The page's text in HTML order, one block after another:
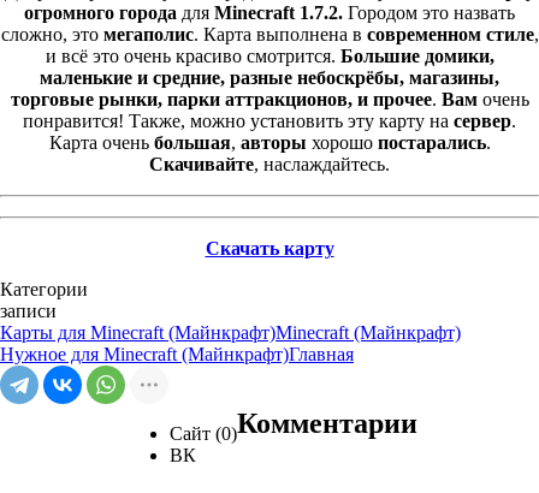
огромного города для Minecraft 1.7.2. Городом это назвать
сложно, это мегаполис. Карта выполнена в современном стиле,
и всё это очень красиво смотрится. Большие домики,
маленькие и средние, разные небоскрёбы, магазины,
торговые рынки, парки аттракционов, и прочее. Вамочень
понравится! Также, можно установить эту карту на сервер.
Карта очень большая, авторы хорошо постарались.
Скачивайте, наслаждайтесь.
Скачать карту
Категории
записи
Карты для Minecraft (Майнкрафт)Minecraft (Майнкрафт)
Нужное для Minecraft (Майнкрафт)Главная
Сайт (0)
ВК
Комментарии